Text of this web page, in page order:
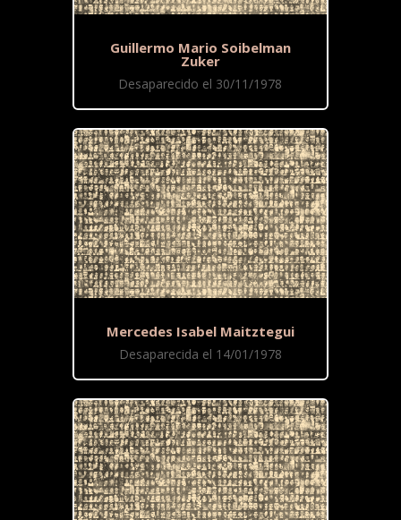
Guillermo Mario Soibelman
Zuker
Desaparecido el 30/11/1978
Mercedes Isabel Maitztegui
Desaparecida el 14/01/1978